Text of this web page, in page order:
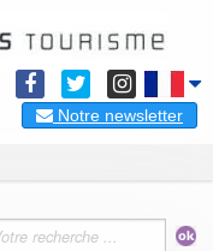
Notre newsletter